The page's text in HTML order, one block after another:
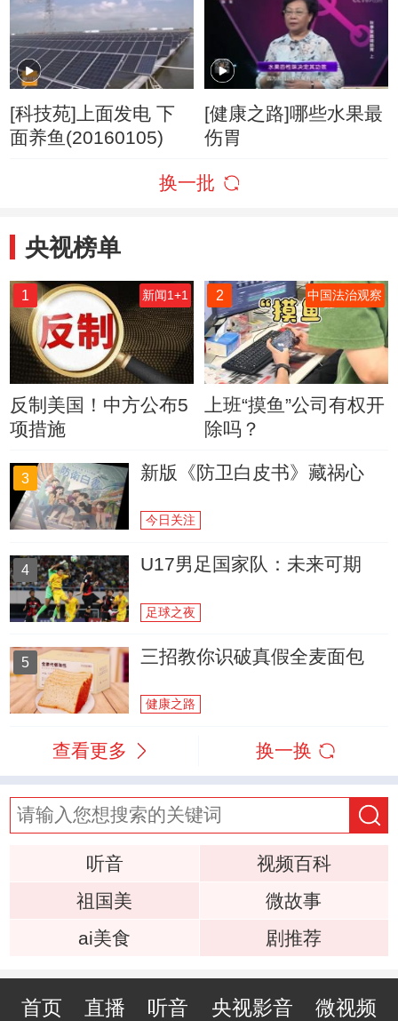
[科技苑]上面发电 下
面养鱼(20160105)
[健康之路]哪些水果最
伤胃
换一批
央视榜单
1 新闻1+1
反制美国！中方公布5
项措施
2 中国法治观察
上班“摸鱼”公司有权开
除吗？
3 新版《防卫白皮书》藏祸心
今日关注
4 U17男足国家队：未来可期
足球之夜
5 三招教你识破真假全麦面包
健康之路
查看更多 换一换
听音
视频百科
祖国美
微故事
ai美食
剧推荐
首页 直播 听音 央视影音 微视频